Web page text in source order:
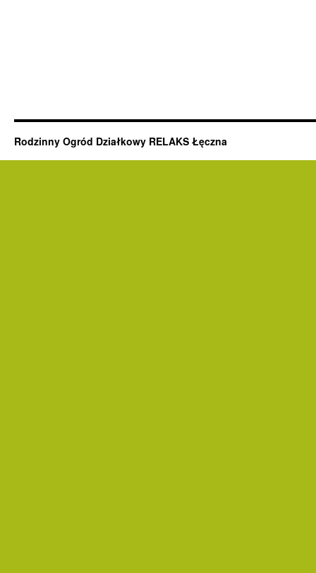
Rodzinny Ogród Działkowy RELAKS Łęczna